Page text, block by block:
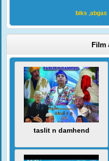
biks ,abgas
Film
taslit n damhend